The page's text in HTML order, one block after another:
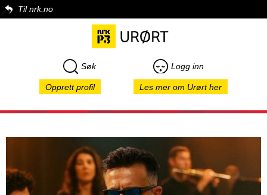
Til nrk.no
Søk Logg inn
Opprett profil Les mer om Urørt her